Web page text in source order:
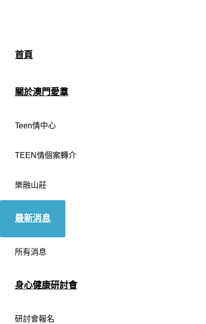
首頁
關於澳門愛羣
Teen情中心
TEEN情個案轉介
樂融山莊
最新消息
所有消息
身心健康研討會
研討會報名